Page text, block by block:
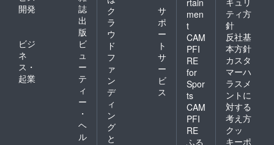
開発
誌
出
版
ビジ
ネ
ス・
起業
ビ
ュ
ー
テ
ィ
ー
・
ヘ
ル
ク
ラ
ウ
ド
フ
ァ
ン
デ
ィ
ン
グ
と
サ
ポ
ー
ト
サ
ー
ビ
ス
men
t
CAM
PFI
RE
for
Spor
ts
CAM
PFI
RE
ふる
ティ方
針
反社基
本方針
カスタ
マーハ
ラスメ
ントに
対する
考え方
クッ
キーポ